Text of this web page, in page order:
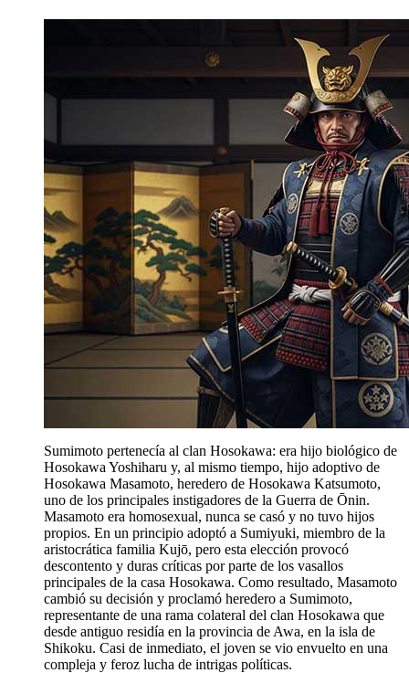
Sumimoto pertenecía al clan Hosokawa: era hijo biológico de
Hosokawa Yoshiharu y, al mismo tiempo, hijo adoptivo de
Hosokawa Masamoto, heredero de Hosokawa Katsumoto,
uno de los principales instigadores de la Guerra de Ōnin.
Masamoto era homosexual, nunca se casó y no tuvo hijos
propios. En un principio adoptó a Sumiyuki, miembro de la
aristocrática familia Kujō, pero esta elección provocó
descontento y duras críticas por parte de los vasallos
principales de la casa Hosokawa. Como resultado, Masamoto
cambió su decisión y proclamó heredero a Sumimoto,
representante de una rama colateral del clan Hosokawa que
desde antiguo residía en la provincia de Awa, en la isla de
Shikoku. Casi de inmediato, el joven se vio envuelto en una
compleja y feroz lucha de intrigas políticas.